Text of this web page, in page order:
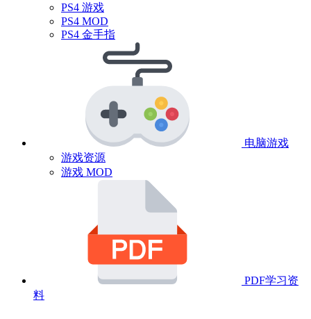
PS4 游戏
PS4 MOD
PS4 金手指
电脑游戏
游戏资源
游戏 MOD
PDF学习资
料